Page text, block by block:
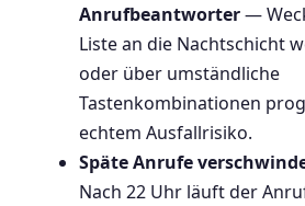
Anrufbeantworter—
Liste an die Nachtschicht
oder über umständliche
Tastenkombinationen
echtem Ausfallrisiko.
Späte Anrufe
Nach 22 Uhr läuft der